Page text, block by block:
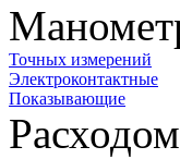
Точных измерений
Электроконтактные
Показывающие